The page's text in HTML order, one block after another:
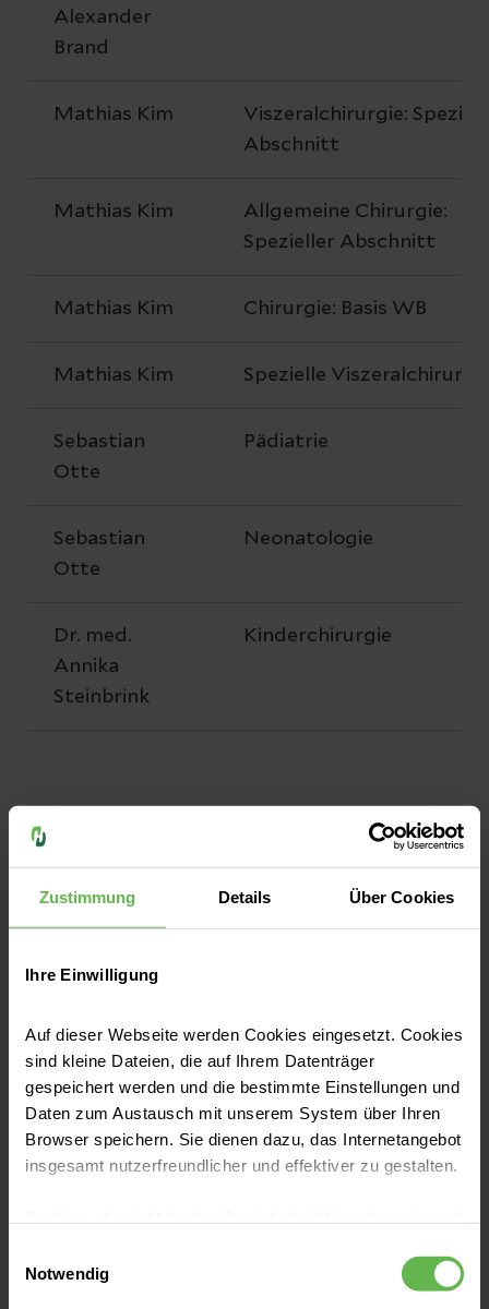
Zustimmung Details Über Cookies
Ihre Einwilligung
Auf dieser Webseite werden Cookies eingesetzt. Cookies
sind kleine Dateien, die auf Ihrem Datenträger
gespeichert werden und die bestimmte Einstellungen und
Daten zum Austausch mit unserem System über Ihren
Browser speichern. Sie dienen dazu, das Internetangebot
insgesamt nutzerfreundlicher und effektiver zu gestalten.
eingesetzt werden.
Notwendig
Alexander
Brand
Mathias Kim
Viszeralchirurgie:
Abschnitt
Mathias Kim
Allgemeine Chirurgie:
Spezieller Abschnitt
Mathias Kim Chirurgie: Basis WB
Mathias Kim Spezielle
Sebastian
Otte
Pädiatrie
Sebastian
Otte
Neonatologie
Dr. med.
Annika
Steinbrink
Kinderchirurgie
Kontakt
Mathias Kim
Sektionsleitung Allgemein- und
Viszeralchirurgie | Helios Mariahilf Klinik
Hamburg
Telefon: (040) 790 06-896